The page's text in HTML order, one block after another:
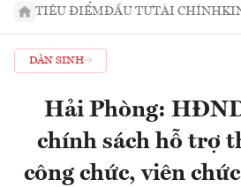
TIÊU ĐIỂMĐẦU TƯTÀI CHÍNH
DÂN SINH
Hải Phòng:
chính sách hỗ trợ
công chức, viên